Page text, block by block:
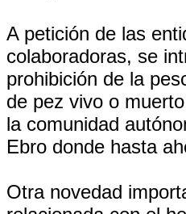
A petición de las
colaboradoras, se
prohibición de la
de pez vivo o
la comunidad
Ebro donde hasta
Otra novedad